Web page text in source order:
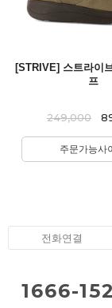
[STRIVE] 스트라이
프
249,000
주문가능사
전화연결
1666-